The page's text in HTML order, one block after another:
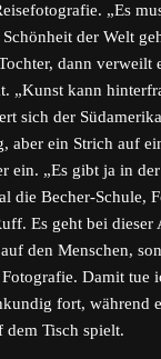
„Es
der Welt
dann verweilt
„Kunst kann
sich der
aber ein Strich auf
ein. „Es gibt ja in
die Becher-Schule,
Es geht bei dieser
den Menschen,
Damit tue
fort, während
dem Tisch spielt.